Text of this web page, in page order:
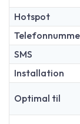
Hotspot
SMS
Installation
Optimal til